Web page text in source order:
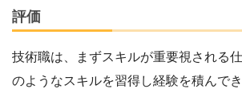
評価
技術職は、まずスキルが重要視される
のようなスキルを習得し経験を積んで